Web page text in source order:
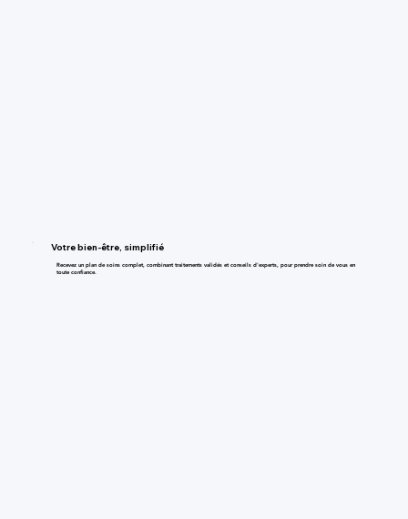
Votre bien-être, simplifié
Recevez un plan de soins complet, combinant traitements validés et conseils d'experts, pour prendre soin de vous en
toute confiance.